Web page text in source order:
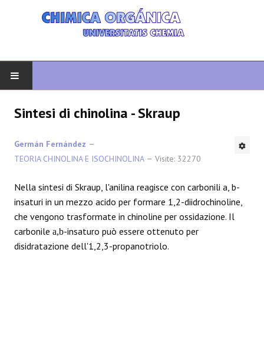
ORGANICA AVANZATA
ETEROCICLI
SINTESI
SPETTROSCOPIA
Sintesi di chinolina - Skraup
Germán Fernández
TEORIA CHINOLINA E ISOCHINOLINA
Visite: 32270
Nella sintesi di Skraup, l'anilina reagisce con carbonili a, b-
insaturi in un mezzo acido per formare 1,2-diidrochinoline,
che vengono trasformate in chinoline per ossidazione. Il
carbonile a,b-insaturo può essere ottenuto per
disidratazione dell'1,2,3-propanotriolo.